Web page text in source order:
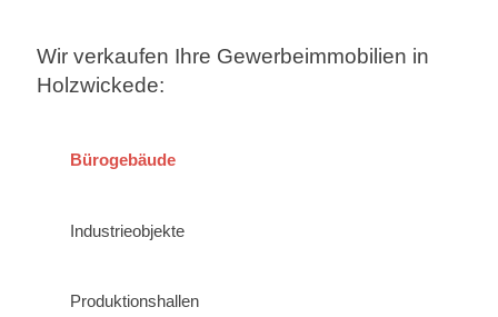
Wir verkaufen Ihre Gewerbeimmobilien in
Holzwickede:
Bürogebäude
Industrieobjekte
Produktionshallen